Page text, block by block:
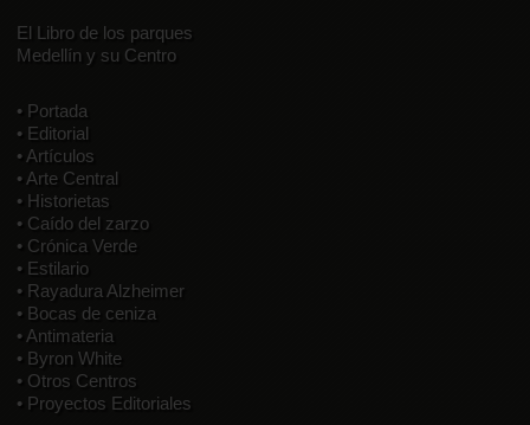
El Libro de los parques
Medellín y su Centro
• Portada
• Editorial
• Artículos
• Arte Central
• Historietas
• Caído del zarzo
• Crónica Verde
• Estilario
• Rayadura Alzheimer
• Bocas de ceniza
• Antimateria
• Byron White
• Otros Centros
• Proyectos Editoriales